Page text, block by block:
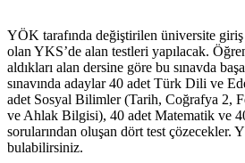
YÖK tarafında değiştirilen üniversite giriş
olan YKS’de alan testleri yapılacak.
aldıkları alan dersine göre bu sınavda
sınavında adaylar 40 adet Türk Dili ve
adet Sosyal Bilimler (Tarih, Coğrafya 2,
ve Ahlak Bilgisi), 40 adet Matematik ve
sorularından oluşan dört test çözecekler.
bulabilirsiniz.